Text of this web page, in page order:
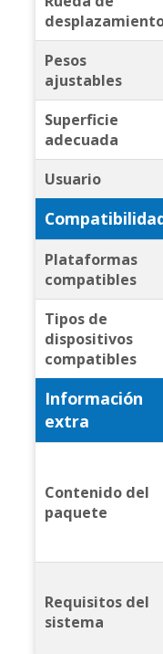
Pesos
ajustables
Superficie
adecuada
Usuario
Plataformas
compatibles
Tipos de
dispositivos
compatibles
Información
extra
Contenido del
paquete
Requisitos del
sistema